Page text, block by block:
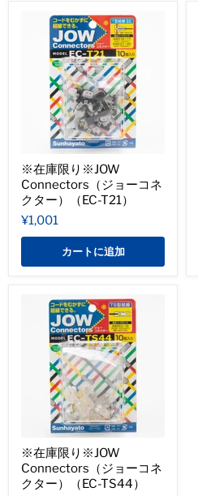
※在庫限り※JOW
Connectors（ジョーコネ
クター）（EC-T21）
¥1,001
カートに追加
※在庫限り※JOW
Connectors（ジョーコネ
クター）（EC-TS44）